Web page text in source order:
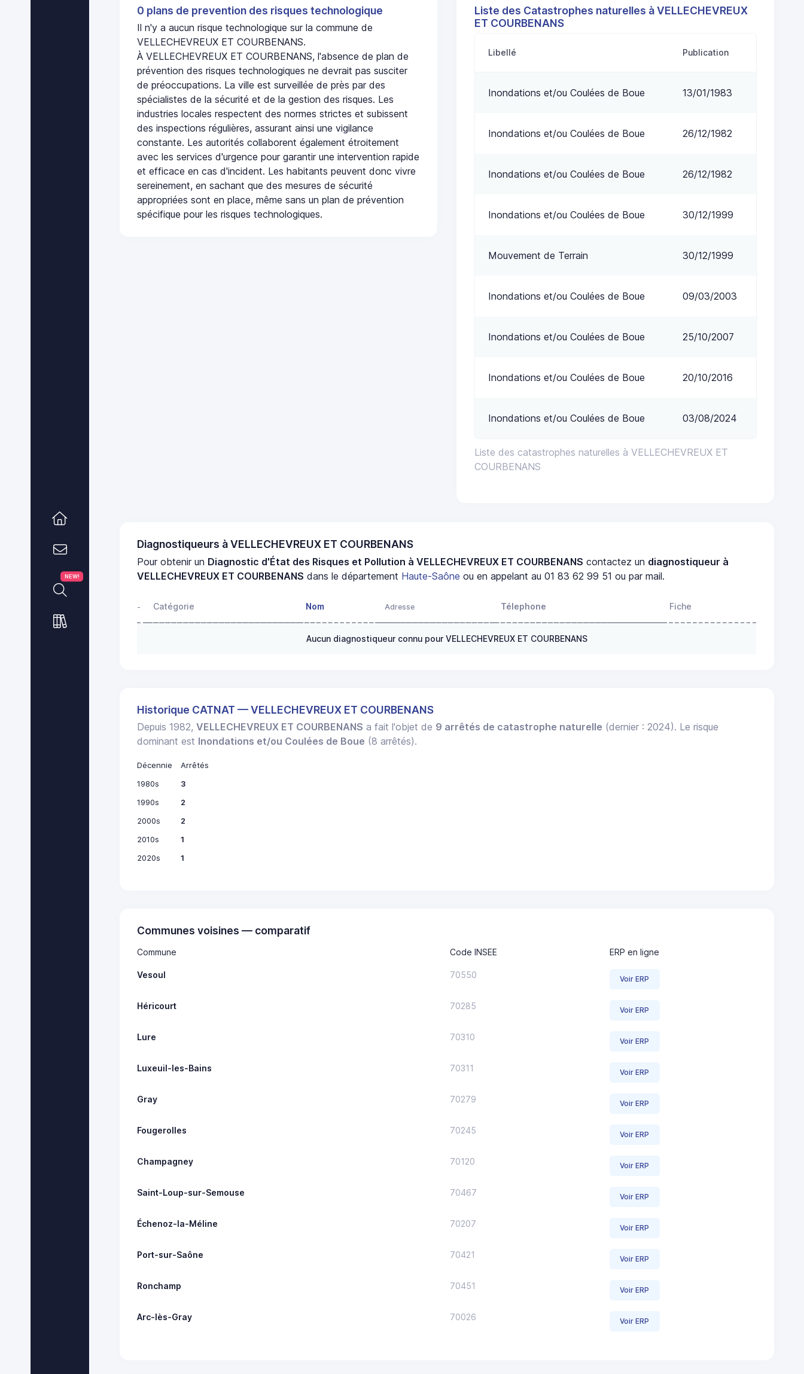
NEW!
0 plans de prevention des risques technologique
Il n'y a aucun risque technologique sur la commune de
VELLECHEVREUX ET COURBENANS.
À VELLECHEVREUX ET COURBENANS, l'absence de plan de
prévention des risques technologiques ne devrait pas susciter
de préoccupations. La ville est surveillée de près par des
spécialistes de la sécurité et de la gestion des risques. Les
industries locales respectent des normes strictes et subissent
des inspections régulières, assurant ainsi une vigilance
constante. Les autorités collaborent également étroitement
avec les services d'urgence pour garantir une intervention rapide
et efficace en cas d'incident. Les habitants peuvent donc vivre
sereinement, en sachant que des mesures de sécurité
appropriées sont en place, même sans un plan de prévention
spécifique pour les risques technologiques.
Liste des Catastrophes naturelles à VELLECHEVREUX
ET COURBENANS
Liste des catastrophes naturelles à VELLECHEVREUX ET
COURBENANS
Libellé Publication
Inondations et/ou Coulées de Boue 13/01/1983
Inondations et/ou Coulées de Boue 26/12/1982
Inondations et/ou Coulées de Boue 26/12/1982
Inondations et/ou Coulées de Boue 30/12/1999
Mouvement de Terrain 30/12/1999
Inondations et/ou Coulées de Boue 09/03/2003
Inondations et/ou Coulées de Boue 25/10/2007
Inondations et/ou Coulées de Boue 20/10/2016
Inondations et/ou Coulées de Boue 03/08/2024
Diagnostiqueurs à VELLECHEVREUX ET COURBENANS
Pour obtenir un Diagnostic d'État des Risques et Pollution à VELLECHEVREUX ET COURBENANS contactez un diagnostiqueur à
VELLECHEVREUX ET COURBENANS dans le département Haute-Saône ou en appelant au 01 83 62 99 51 ou par mail.
- Catégorie Nom Adresse Télephone Fiche
Aucun diagnostiqueur connu pour VELLECHEVREUX ET COURBENANS
Historique CATNAT — VELLECHEVREUX ET COURBENANS
Depuis 1982,VELLECHEVREUX ET COURBENANS a fait l'objet de 9 arrêtés de catastrophe naturelle (dernier : 2024). Le risque
dominant est Inondations et/ou Coulées de Boue (8 arrêtés).
Décennie
Arrêtés
1980s
3
1990s
2
2000s
2
2010s
1
2020s
1
Communes voisines — comparatif
Commune Code INSEE ERP en ligne
Vesoul 70550 Voir ERP
Héricourt 70285 Voir ERP
Lure 70310 Voir ERP
Luxeuil-les-Bains 70311 Voir ERP
Gray 70279 Voir ERP
Fougerolles 70245 Voir ERP
Champagney 70120 Voir ERP
Saint-Loup-sur-Semouse 70467 Voir ERP
Échenoz-la-Méline 70207 Voir ERP
Port-sur-Saône 70421 Voir ERP
Ronchamp 70451 Voir ERP
Arc-lès-Gray 70026 Voir ERP